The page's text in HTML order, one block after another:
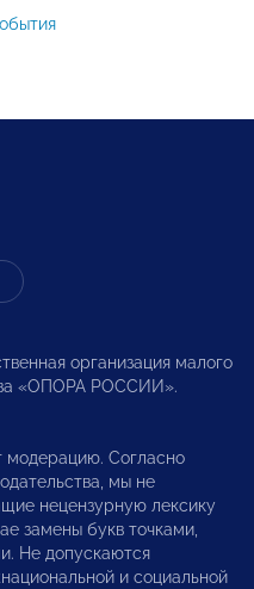
организация малого
«ОПОРА РОССИИ».
модерацию. Согласно
мы не
нецензурную лексику
замены букв точками,
Не допускаются
и социальной